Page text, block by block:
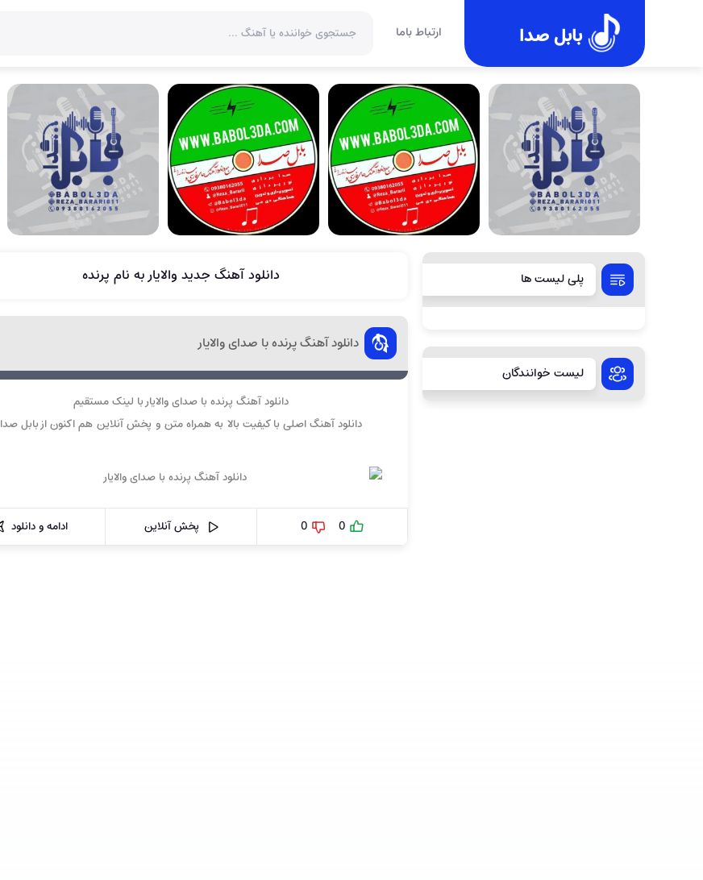
بابل صدا ارتباط باما
دانلود آهنگ جدید والایار به نام پرنده
دانلود آهنگ پرنده با صدای والایار
دانلود آهنگ پرنده با صدای والایار با لینک مستقیم
دانلود آهنگ اصلی با کیفیت بالا به همراه متن و پخش آنلاین هم اکنون از بابل صدا
0
0 پخش آنلاین ادامه و دانلود
پلی لیست ها
لیست خوانندگان